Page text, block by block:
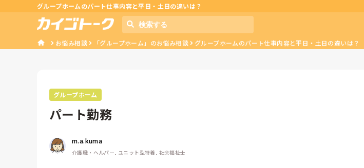
グループホームのパート仕事内容と平日・土日の違いは？
お悩み相談 「グループホーム」のお悩み相談 グループホームのパート仕事内容と平日・土日の違いは？
グループホーム
パート勤務
m.a.kuma
介護職・ヘルパー, ユニット型特養, 社会福祉士